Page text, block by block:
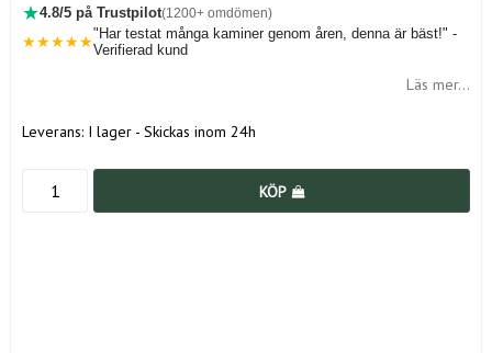
★4.8/5 på Trustpilot(1200+ omdömen)
★★★★★"Har testat många kaminer genom åren, denna är bäst!" -
Verifierad kund
Läs mer...
Leverans: I lager - Skickas inom 24h
KÖP